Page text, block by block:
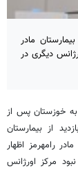
مادر
دیگری در
خوزستان پس از
از بیمارستان
رامهرمز اظهار
مرکز اورژانس